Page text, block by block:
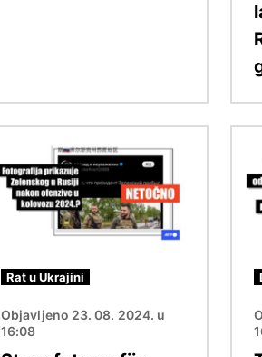
Rat u Ukrajini
Objavljeno 23. 08. 2024. u
16:08